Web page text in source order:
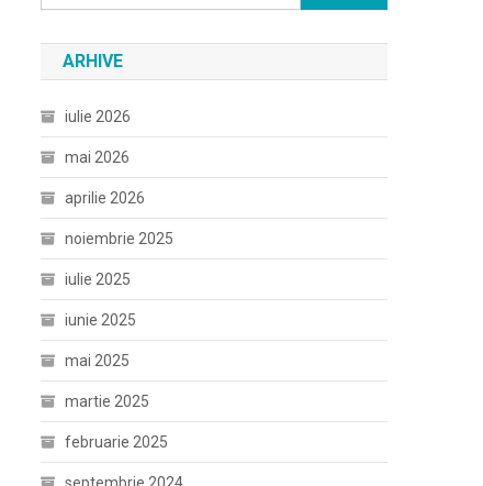
după:
ARHIVE
iulie 2026
mai 2026
aprilie 2026
noiembrie 2025
iulie 2025
iunie 2025
mai 2025
martie 2025
februarie 2025